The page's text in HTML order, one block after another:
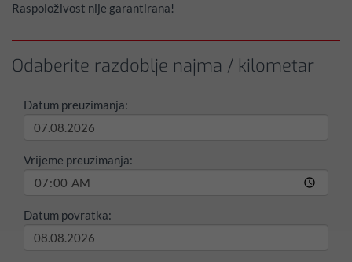
Raspoloživost nije garantirana!
Odaberite razdoblje najma / kilometar
Datum preuzimanja:
Vrijeme preuzimanja:
Datum povratka: